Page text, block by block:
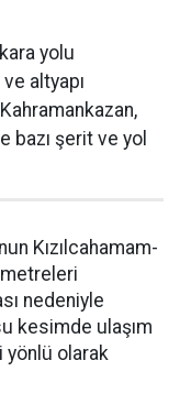
yolu
altyapı
bazı şerit ve yol
Kızılcahamam-
nedeniyle
kesimde ulaşım
yönlü olarak